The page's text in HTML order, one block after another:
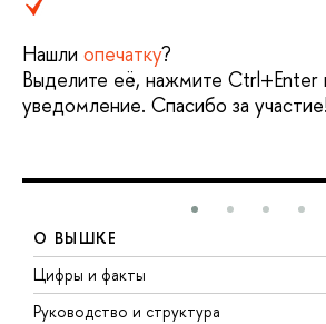
Нашли опечатку?
Выделите её, нажмите Ctrl+Enter
уведомление. Спасибо за участие!
О ВЫШКЕ
Цифры и факты
Руководство и структура